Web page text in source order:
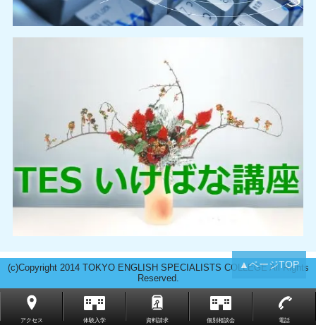
▲ページTOP
(c)Copyright 2014 TOKYO ENGLISH SPECIALISTS COLLEGE All Rights
Reserved.
アクセス 体験入学 資料請求 個別相談会 電話